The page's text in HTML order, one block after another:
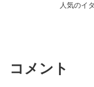
人気のイ
コメント